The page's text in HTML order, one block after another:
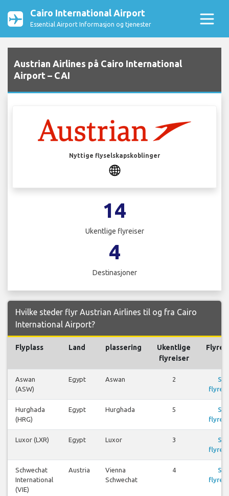
Cairo International Airport
Essential Airport Informasjon og tjenester
Austrian Airlines på Cairo International
Airport – CAI
Nyttige flyselskapskoblinger
14
Ukentlige flyreiser
4
Destinasjoner
Hvilke steder flyr Austrian Airlines til og fra Cairo
International Airport?
Flyplass Land plassering
Ukentlige
flyreiser
Aswan
(ASW)
Egypt Aswan 2
Se
Hurghada
(HRG)
Egypt Hurghada 5
Se
Luxor (LXR) Egypt Luxor 3
Se
Schwechat
International
(VIE)
Austria
Vienna
Schwechat
4
Se